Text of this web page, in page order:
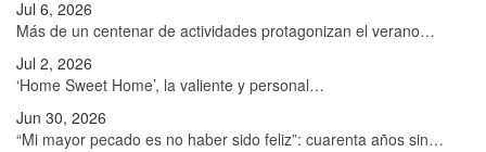
Jul 6, 2026
Más de un centenar de actividades protagonizan el verano…
Jul 2, 2026
‘Home Sweet Home’, la valiente y personal…
Jun 30, 2026
“Mi mayor pecado es no haber sido feliz”: cuarenta años sin…